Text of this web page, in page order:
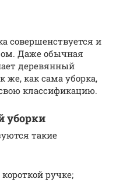
совершенствуется и
Даже обычная
деревянный
же, как сама уборка,
классификацию.
уборки
такие
ручке;